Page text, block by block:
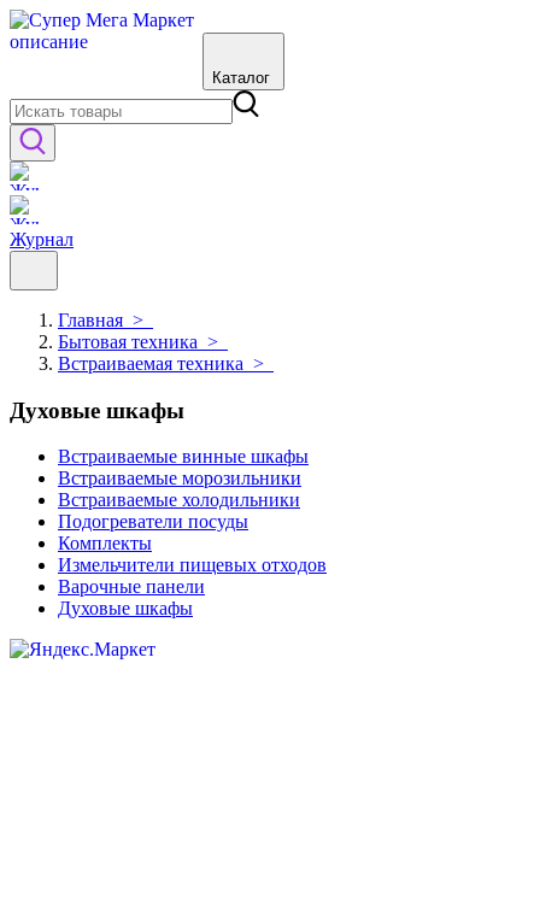
Каталог
Журнал
Главная >
Бытовая техника >
Встраиваемая техника >
Духовые шкафы
Встраиваемые винные шкафы
Встраиваемые морозильники
Встраиваемые холодильники
Подогреватели посуды
Комплекты
Измельчители пищевых отходов
Варочные панели
Духовые шкафы